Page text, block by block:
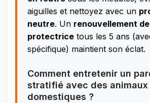
aiguilles et nettoyez avec un
neutre. Un renouvellement
protectrice tous les 5 ans
spécifique) maintient son éclat.
Comment entretenir un
stratifié avec des animaux
domestiques ?